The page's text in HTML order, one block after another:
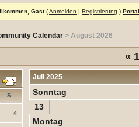
Gast(Anmelden | Registrierung ) Portal
Calendar> August 2026
«
S
4
Juli 2025
Sonntag
13
Montag